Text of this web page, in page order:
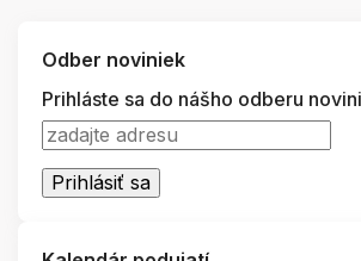
Odber noviniek
Prihláste sa do nášho odberu